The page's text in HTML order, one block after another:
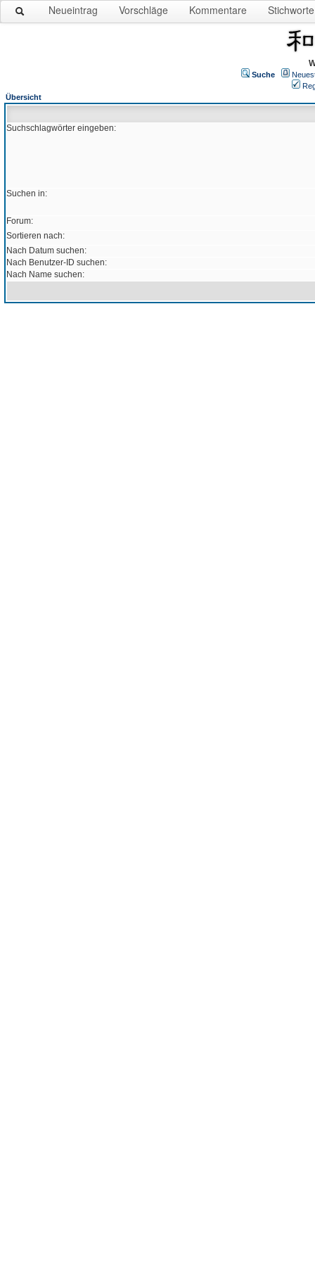
Neueintrag Vorschläge Kommentare Stichworte
Suche
Übersicht
Suchschlagwörter eingeben:
Suchen in:
Forum:
Sortieren nach:
Nach Datum suchen:
Nach Benutzer-ID suchen:
Nach Name suchen: